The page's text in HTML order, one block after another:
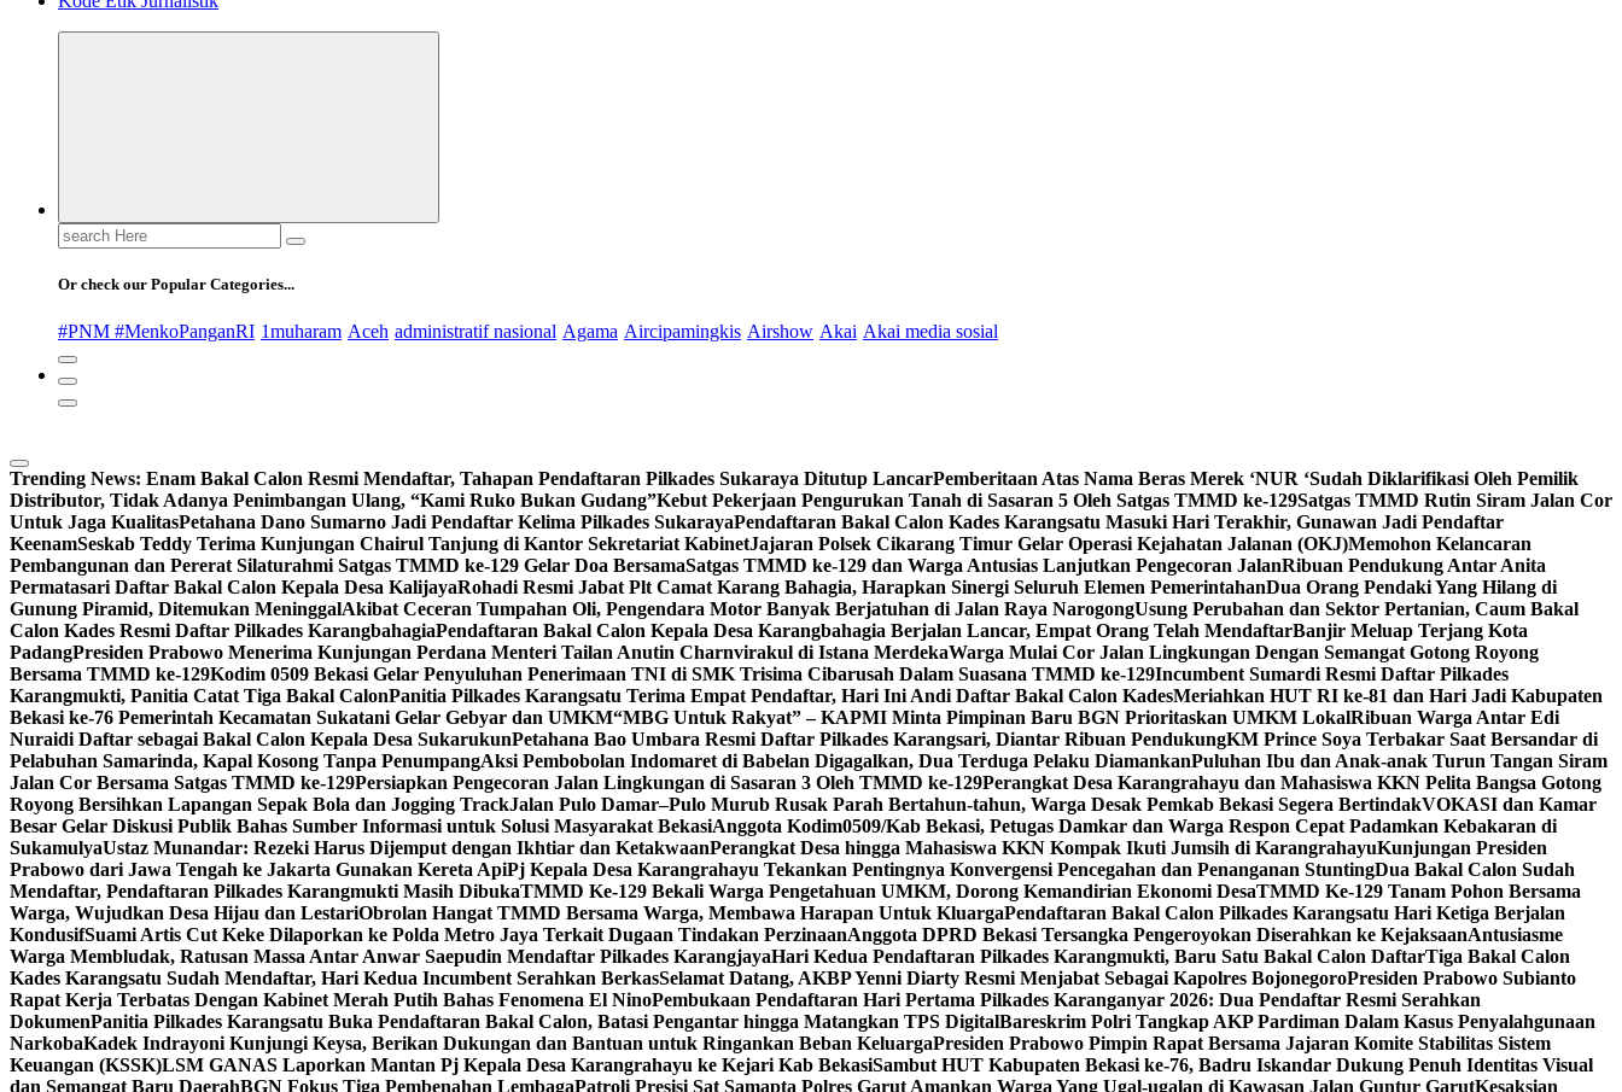
Search
for:
Or check our Popular Categories...
#PNM #MenkoPanganRI 1muharam Aceh administratif nasional Agama Aircipamingkis Airshow Akai Akai media sosial
Trending News: Enam Bakal Calon Resmi Mendaftar, Tahapan Pendaftaran Pilkades Sukaraya Ditutup LancarPemberitaan Atas Nama Beras Merek ‘NUR ‘Sudah Diklarifikasi Oleh Pemilik
Distributor, Tidak Adanya Penimbangan Ulang, “Kami Ruko Bukan Gudang”Kebut Pekerjaan Pengurukan Tanah di Sasaran 5 Oleh Satgas TMMD ke-129Satgas TMMD Rutin Siram Jalan Cor
Untuk Jaga KualitasPetahana Dano Sumarno Jadi Pendaftar Kelima Pilkades SukarayaPendaftaran Bakal Calon Kades Karangsatu Masuki Hari Terakhir, Gunawan Jadi Pendaftar
KeenamSeskab Teddy Terima Kunjungan Chairul Tanjung di Kantor Sekretariat KabinetJajaran Polsek Cikarang Timur Gelar Operasi Kejahatan Jalanan (OKJ)Memohon Kelancaran
Pembangunan dan Pererat Silaturahmi Satgas TMMD ke-129 Gelar Doa BersamaSatgas TMMD ke-129 dan Warga Antusias Lanjutkan Pengecoran JalanRibuan Pendukung Antar Anita
Permatasari Daftar Bakal Calon Kepala Desa KalijayaRohadi Resmi Jabat Plt Camat Karang Bahagia, Harapkan Sinergi Seluruh Elemen PemerintahanDua Orang Pendaki Yang Hilang di
Gunung Piramid, Ditemukan MeninggalAkibat Ceceran Tumpahan Oli, Pengendara Motor Banyak Berjatuhan di Jalan Raya NarogongUsung Perubahan dan Sektor Pertanian, Caum Bakal
Calon Kades Resmi Daftar Pilkades KarangbahagiaPendaftaran Bakal Calon Kepala Desa Karangbahagia Berjalan Lancar, Empat Orang Telah MendaftarBanjir Meluap Terjang Kota
PadangPresiden Prabowo Menerima Kunjungan Perdana Menteri Tailan Anutin Charnvirakul di Istana MerdekaWarga Mulai Cor Jalan Lingkungan Dengan Semangat Gotong Royong
Bersama TMMD ke-129Kodim 0509 Bekasi Gelar Penyuluhan Penerimaan TNI di SMK Trisima Cibarusah Dalam Suasana TMMD ke-129Incumbent Sumardi Resmi Daftar Pilkades
Karangmukti, Panitia Catat Tiga Bakal CalonPanitia Pilkades Karangsatu Terima Empat Pendaftar, Hari Ini Andi Daftar Bakal Calon KadesMeriahkan HUT RI ke-81 dan Hari Jadi Kabupaten
Bekasi ke-76 Pemerintah Kecamatan Sukatani Gelar Gebyar dan UMKM“MBG Untuk Rakyat” – KAPMI Minta Pimpinan Baru BGN Prioritaskan UMKM LokalRibuan Warga Antar Edi
Nuraidi Daftar sebagai Bakal Calon Kepala Desa SukarukunPetahana Bao Umbara Resmi Daftar Pilkades Karangsari, Diantar Ribuan PendukungKM Prince Soya Terbakar Saat Bersandar di
Pelabuhan Samarinda, Kapal Kosong Tanpa PenumpangAksi Pembobolan Indomaret di Babelan Digagalkan, Dua Terduga Pelaku DiamankanPuluhan Ibu dan Anak-anak Turun Tangan Siram
Jalan Cor Bersama Satgas TMMD ke-129Persiapkan Pengecoran Jalan Lingkungan di Sasaran 3 Oleh TMMD ke-129Perangkat Desa Karangrahayu dan Mahasiswa KKN Pelita Bangsa Gotong
Royong Bersihkan Lapangan Sepak Bola dan Jogging TrackJalan Pulo Damar–Pulo Murub Rusak Parah Bertahun-tahun, Warga Desak Pemkab Bekasi Segera BertindakVOKASI dan Kamar
Besar Gelar Diskusi Publik Bahas Sumber Informasi untuk Solusi Masyarakat BekasiAnggota Kodim0509/Kab Bekasi, Petugas Damkar dan Warga Respon Cepat Padamkan Kebakaran di
SukamulyaUstaz Munandar: Rezeki Harus Dijemput dengan Ikhtiar dan KetakwaanPerangkat Desa hingga Mahasiswa KKN Kompak Ikuti Jumsih di KarangrahayuKunjungan Presiden
Prabowo dari Jawa Tengah ke Jakarta Gunakan Kereta ApiPj Kepala Desa Karangrahayu Tekankan Pentingnya Konvergensi Pencegahan dan Penanganan StuntingDua Bakal Calon Sudah
Mendaftar, Pendaftaran Pilkades Karangmukti Masih DibukaTMMD Ke-129 Bekali Warga Pengetahuan UMKM, Dorong Kemandirian Ekonomi DesaTMMD Ke-129 Tanam Pohon Bersama
Warga, Wujudkan Desa Hijau dan LestariObrolan Hangat TMMD Bersama Warga, Membawa Harapan Untuk KluargaPendaftaran Bakal Calon Pilkades Karangsatu Hari Ketiga Berjalan
KondusifSuami Artis Cut Keke Dilaporkan ke Polda Metro Jaya Terkait Dugaan Tindakan PerzinaanAnggota DPRD Bekasi Tersangka Pengeroyokan Diserahkan ke KejaksaanAntusiasme
Warga Membludak, Ratusan Massa Antar Anwar Saepudin Mendaftar Pilkades KarangjayaHari Kedua Pendaftaran Pilkades Karangmukti, Baru Satu Bakal Calon DaftarTiga Bakal Calon
Kades Karangsatu Sudah Mendaftar, Hari Kedua Incumbent Serahkan BerkasSelamat Datang, AKBP Yenni Diarty Resmi Menjabat Sebagai Kapolres BojonegoroPresiden Prabowo Subianto
Rapat Kerja Terbatas Dengan Kabinet Merah Putih Bahas Fenomena El NinoPembukaan Pendaftaran Hari Pertama Pilkades Karanganyar 2026: Dua Pendaftar Resmi Serahkan
DokumenPanitia Pilkades Karangsatu Buka Pendaftaran Bakal Calon, Batasi Pengantar hingga Matangkan TPS DigitalBareskrim Polri Tangkap AKP Pardiman Dalam Kasus Penyalahgunaan
NarkobaKadek Indrayoni Kunjungi Keysa, Berikan Dukungan dan Bantuan untuk Ringankan Beban KeluargaPresiden Prabowo Pimpin Rapat Bersama Jajaran Komite Stabilitas Sistem
Keuangan (KSSK)LSM GANAS Laporkan Mantan Pj Kepala Desa Karangrahayu ke Kejari Kab BekasiSambut HUT Kabupaten Bekasi ke-76, Badru Iskandar Dukung Penuh Identitas Visual
dan Semangat Baru DaerahBGN Fokus Tiga Pembenahan LembagaPatroli Presisi Sat Samapta Polres Garut Amankan Warga Yang Ugal-ugalan di Kawasan Jalan Guntur GarutKesaksian